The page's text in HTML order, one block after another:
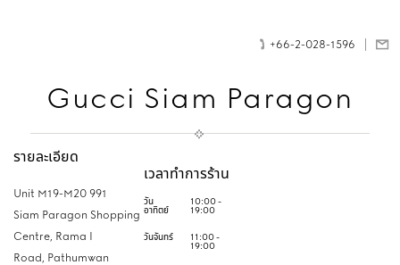
+66-2-028-1596
Gucci Siam Paragon
รายละเอียด
Unit M19-M20 991
Siam Paragon Shopping
Centre, Rama I
Road, Pathumwan
เวลาทำการร้าน
วัน
อาทิตย์
10:00 -
19:00
วันจันทร์ 11:00 -
19:00